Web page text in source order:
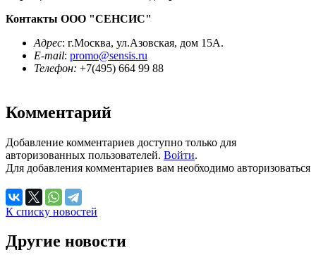
Контакты ООО "СЕНСИС"
Адрес: г.Москва, ул.Азовская, дом 15А.
E-mail: promo@sensis.ru
Телефон: +7(495) 664 99 88
Комментарий
Добавление комментариев доступно только для
авторизованных пользователей. Войти.
Для добавления комментариев вам необходимо авторизоваться
К списку новостей
Другие новости